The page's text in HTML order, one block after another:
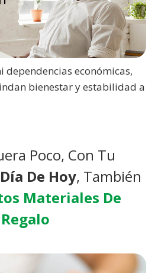
dependencias económicas,
bienestar y estabilidad a
Poco, Con Tu
De Hoy, También
Materiales De
Regalo